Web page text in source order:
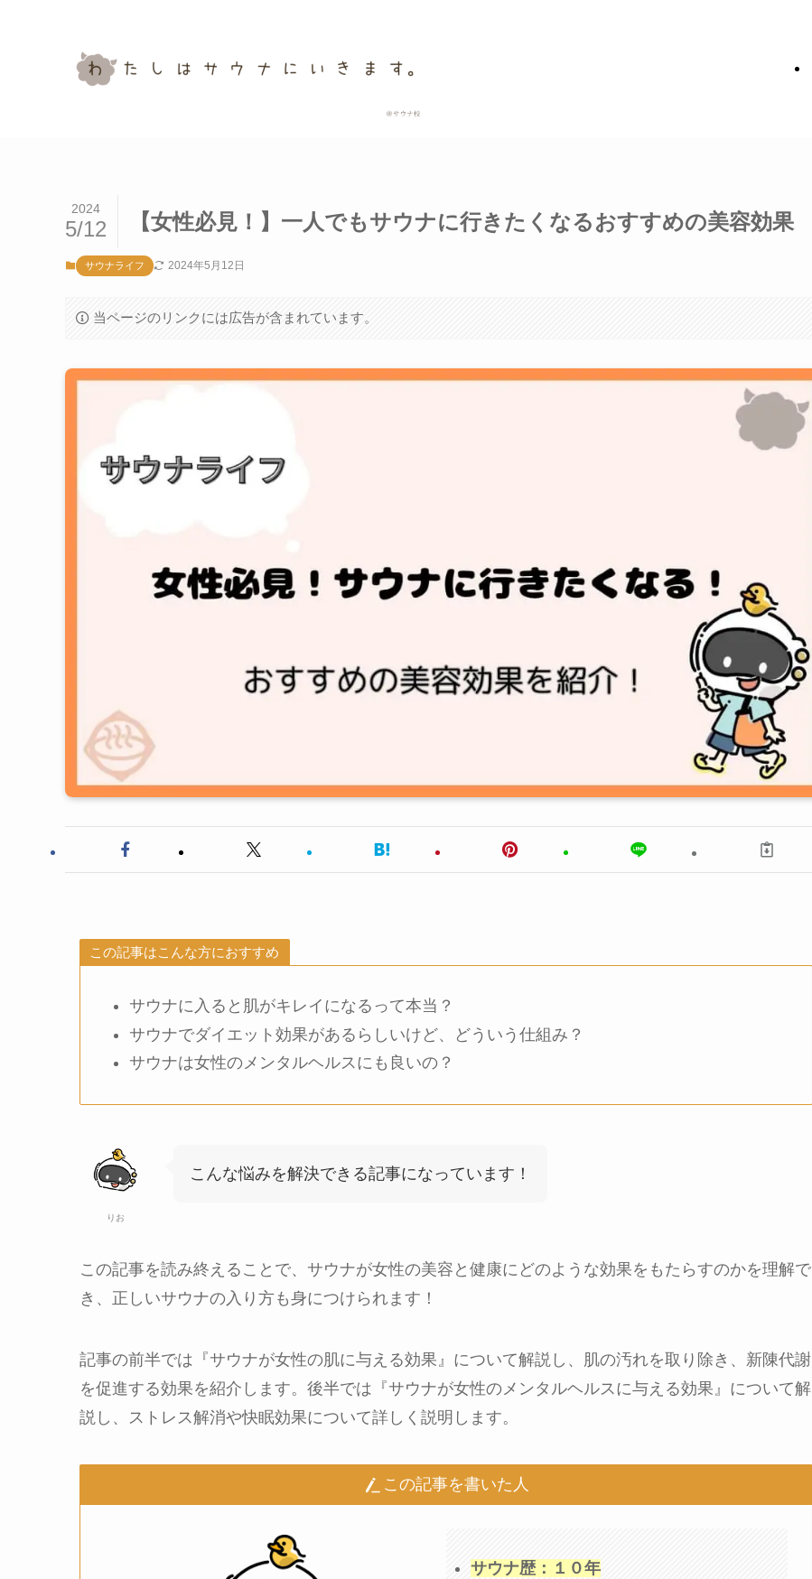
【女性必見！】一人でもサウナに行きたくなるおすすめの美容効果
2024
5/12
サウナライフ 2024年5月12日
当ページのリンクには広告が含まれています。
この記事はこんな方におすすめ
サウナに入ると肌がキレイになるって本当？
サウナでダイエット効果があるらしいけど、どういう仕組み？
サウナは女性のメンタルヘルスにも良いの？
りお
こんな悩みを解決できる記事になっています！
この記事を読み終えることで、サウナが女性の美容と健康にどのような効果をもたらすのかを理解で
き、正しいサウナの入り方も身につけられます！
記事の前半では『サウナが女性の肌に与える効果』について解説し、肌の汚れを取り除き、新陳代謝
を促進する効果を紹介します。後半では『サウナが女性のメンタルヘルスに与える効果』について解
説し、ストレス解消や快眠効果について詳しく説明します。
この記事を書いた人
サウナ歴：１０年